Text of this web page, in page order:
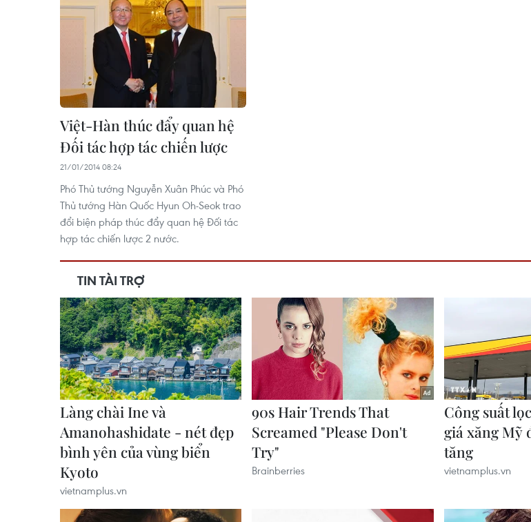
Việt-Hàn thúc đẩy quan hệ
Đối tác hợp tác chiến lược
21/01/2014 08:24
Phó Thủ tướng Nguyễn Xuân Phúc và Phó
Thủ tướng Hàn Quốc Hyun Oh-Seok trao
đổi biện pháp thúc đẩy quan hệ Đối tác
hợp tác chiến lược 2 nước.